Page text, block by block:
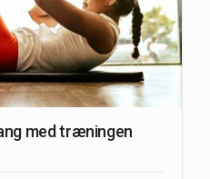
med træningen